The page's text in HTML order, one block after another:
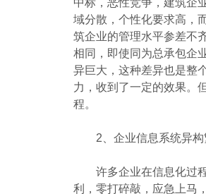
中标，恶性竞争，建筑企
域分散，个性化要求高，
筑企业的管理水平参差不
相同，即使同为总承包企
异巨大，这种差异也是整
力，收到了一定的效果。
程。
2、企业信息系统异构繁
许多企业在信息化过程
利，零打碎敲，应急上马